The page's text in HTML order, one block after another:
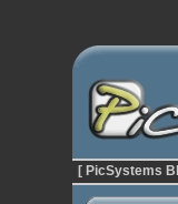
[ PicSystems